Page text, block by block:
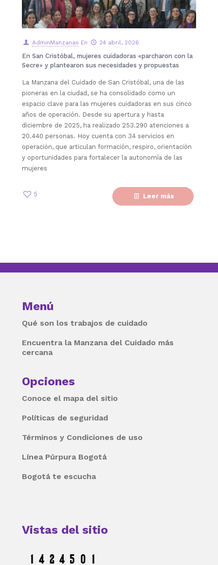
AdminManzanas En 24 abril, 2026
En San Cristóbal, mujeres cuidadoras «parcharon con la
Secre» y plantearon sus necesidades y propuestas
La Manzana del Cuidado de San Cristóbal, una de las
pioneras en la ciudad, se ha consolidado como un
espacio clave para las mujeres cuidadoras en sus cinco
años de operación. Desde su apertura y hasta
diciembre de 2025, ha realizado 253.290 atenciones a
20.440 personas. Hoy cuenta con 34 servicios en
operación, que articulan formación, respiro, orientación
y oportunidades para fortalecer la autonomía de las
mujeres
5 Leer más
Menú
Qué son los trabajos de cuidado
Encuentra la Manzana del Cuidado más
cercana
Opciones
Conoce el mapa del sitio
Políticas de seguridad
Términos y Condiciones de uso
Línea Púrpura Bogotá
Bogotá te escucha
Vistas del sitio